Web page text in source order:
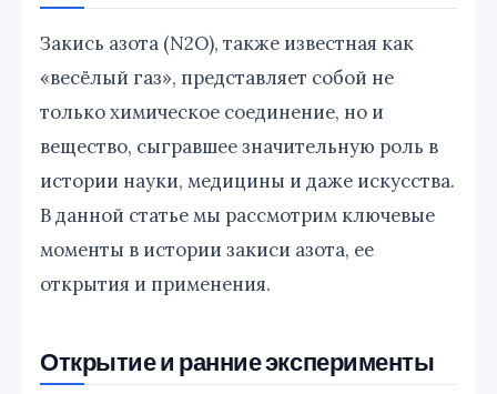
Закись азота (N2O), также известная как
«весёлый газ», представляет собой не
только химическое соединение, но и
вещество, сыгравшее значительную роль в
истории науки, медицины и даже искусства.
В данной статье мы рассмотрим ключевые
моменты в истории закиси азота, ее
открытия и применения.
Открытие и ранние эксперименты